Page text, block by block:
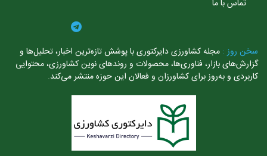
تماس با ما
روز :مجله کشاورزی دایرکتوری با پوشش تازه‌ترین اخبار، تحلیل‌ها و
بازار، فناوری‌ها، محصولات و روندهای نوین کشاورزی، محتوایی
و به‌روز برای کشاورزان و فعالان این حوزه منتشر می‌کند.